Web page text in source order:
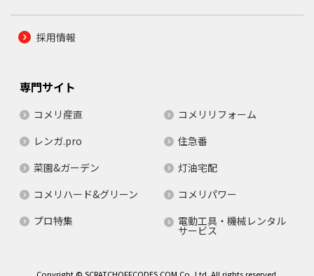
採用情報
専門サイト
コメリ産直
コメリリフォーム
レンガ.pro
住急番
菜園&ガーデン
灯油宅配
コメリハード&グリーン
コメリパワー
プロ特集
電動工具・機械レンタル
サービス